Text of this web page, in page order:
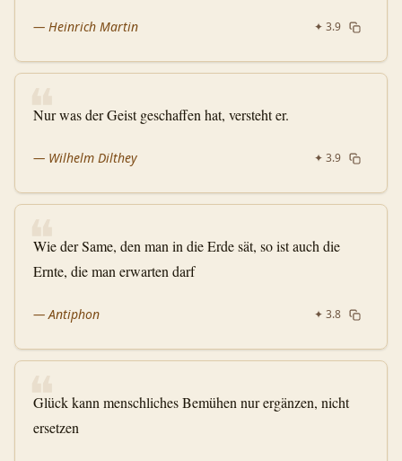
— Heinrich Martin ✦ 3.9
❝
Nur was der Geist geschaffen hat, versteht er.
— Wilhelm Dilthey ✦ 3.9
❝
Wie der Same, den man in die Erde sät, so ist auch die
Ernte, die man erwarten darf
—Antiphon ✦ 3.8
❝
Glück kann menschliches Bemühen nur ergänzen, nicht
ersetzen